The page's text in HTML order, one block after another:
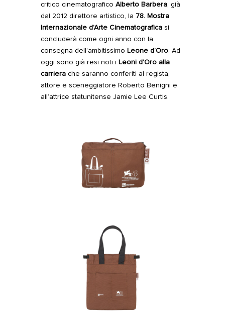
critico cinematografico Alberto Barbera, già
dal 2012 direttore artistico, la 78. Mostra
Internazionale d’Arte Cinematografica si
concluderà come ogni anno con la
consegna dell’ambitissimo Leone d’Oro. Ad
oggi sono già resi noti i Leoni d’Oro alla
carrierache saranno conferiti al regista,
attore e sceneggiatore Roberto Benigni e
all’attrice statunitense Jamie Lee Curtis.